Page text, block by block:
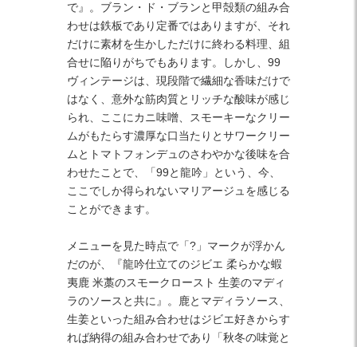
で』。ブラン・ド・ブランと甲殻類の組み合
わせは鉄板であり定番ではありますが、それ
だけに素材を生かしただけに終わる料理、組
合せに陥りがちでもあります。しかし、99
ヴィンテージは、現段階で繊細な香味だけで
はなく、意外な筋肉質とリッチな酸味が感じ
られ、ここにカニ味噌、スモーキーなクリー
ムがもたらす濃厚な口当たりとサワークリー
ムとトマトフォンデュのさわやかな後味を合
わせたことで、「99と龍吟」という、今、
ここでしか得られないマリアージュを感じる
ことができます。
メニューを見た時点で「?」マークが浮かん
だのが、『龍吟仕立てのジビエ 柔らかな蝦
夷鹿 米藁のスモークロースト 生姜のマディ
ラのソースと共に』。鹿とマディラソース、
生姜といった組み合わせはジビエ好きからす
れば納得の組み合わせであり「秋冬の味覚と